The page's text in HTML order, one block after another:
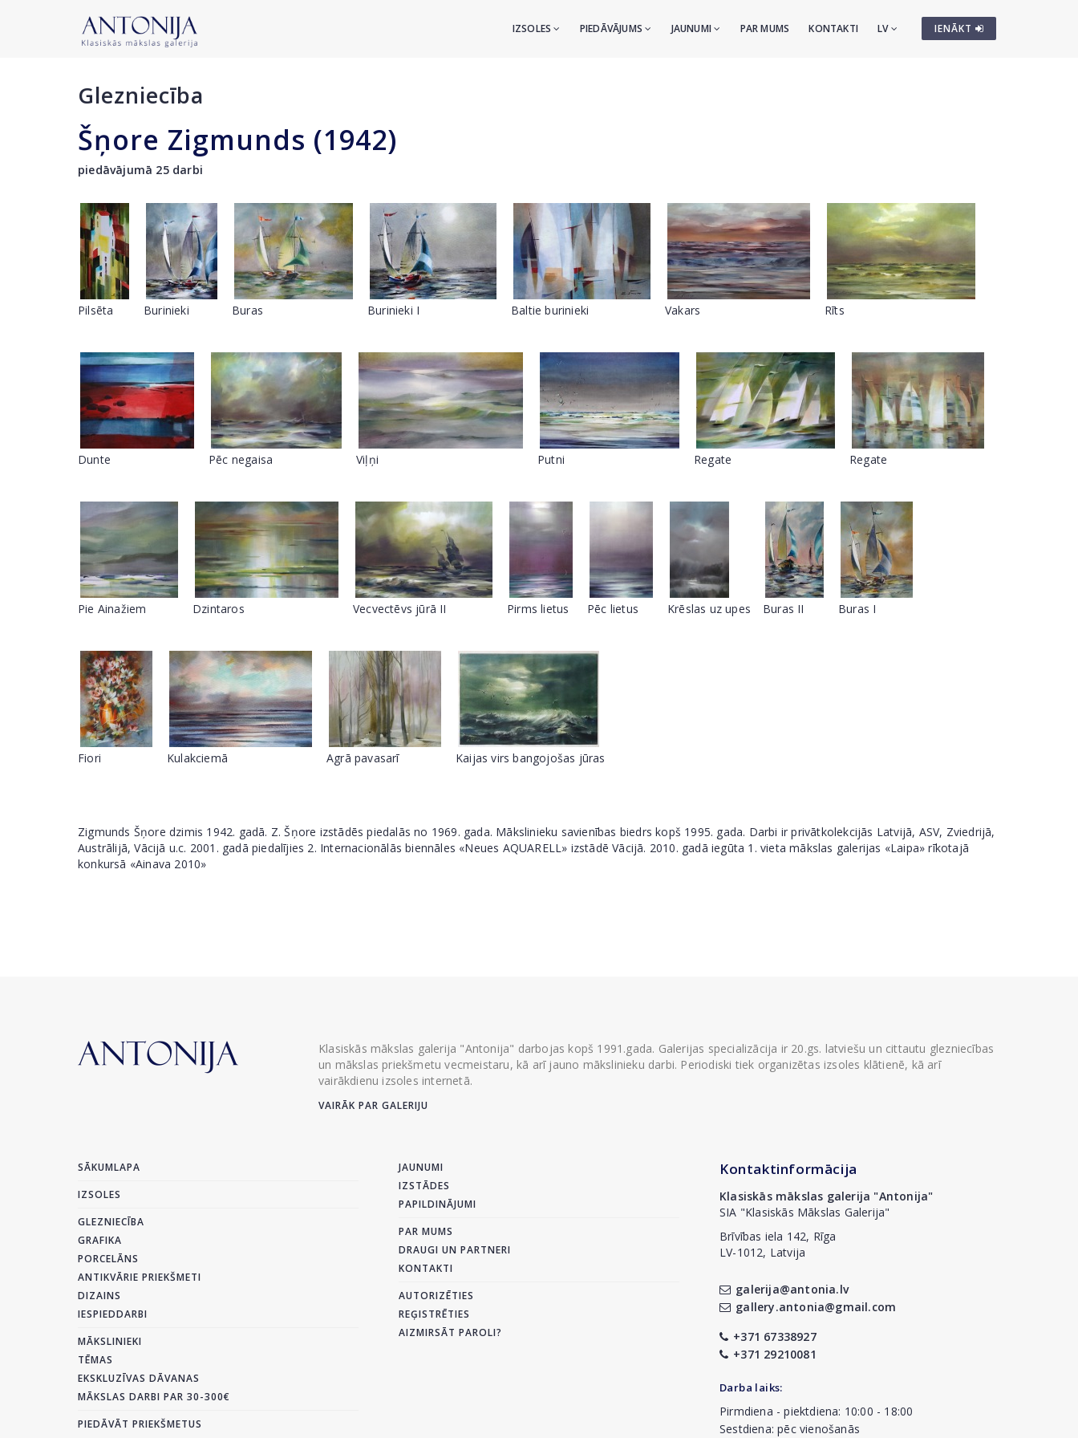
IENĀKT
IZSOLES PIEDĀVĀJUMS JAUNUMI PAR MUMS KONTAKTI LV
Glezniecība
Šņore Zigmunds (1942)
piedāvājumā 25 darbi
Pilsēta Burinieki Buras Burinieki I Baltie burinieki Vakars Rīts
Dunte Pēc negaisa Viļņi Putni Regate Regate
Pie Ainažiem Dzintaros Vecvectēvs jūrā II Pirms lietus Pēc lietus Krēslas uz upes Buras II Buras I
Fiori Kulakciemā Agrā pavasarī Kaijas virs bangojošas jūras
Zigmunds Šņore dzimis 1942. gadā. Z. Šņore izstādēs piedalās no 1969. gada. Mākslinieku savienības biedrs kopš 1995. gada. Darbi ir privātkolekcijās Latvijā, ASV, Zviedrijā,
Austrālijā, Vācijā u.c. 2001. gadā piedalījies 2. Internacionālās biennāles «Neues AQUARELL» izstādē Vācijā. 2010. gadā iegūta 1. vieta mākslas galerijas «Laipa» rīkotajā
konkursā «Ainava 2010»
Klasiskās mākslas galerija "Antonija" darbojas kopš 1991.gada. Galerijas specializācija ir 20.gs. latviešu un cittautu glezniecības
un mākslas priekšmetu vecmeistaru, kā arī jauno mākslinieku darbi. Periodiski tiek organizētas izsoles klātienē, kā arī
vairākdienu izsoles internetā.
VAIRĀK PAR GALERIJU
SĀKUMLAPA
IZSOLES
GLEZNIECĪBA
GRAFIKA
PORCELĀNS
ANTIKVĀRIE PRIEKŠMETI
DIZAINS
IESPIEDDARBI
MĀKSLINIEKI
TĒMAS
EKSKLUZĪVAS DĀVANAS
MĀKSLAS DARBI PAR 30-300€
PIEDĀVĀT PRIEKŠMETUS
JAUNUMI
IZSTĀDES
PAPILDINĀJUMI
PAR MUMS
DRAUGI UN PARTNERI
KONTAKTI
AUTORIZĒTIES
REĢISTRĒTIES
AIZMIRSĀT PAROLI?
Kontaktinformācija
Klasiskās mākslas galerija "Antonija"
SIA "Klasiskās Mākslas Galerija"
Brīvības iela 142, Rīga
LV-1012, Latvija
galerija@antonia.lv
gallery.antonia@gmail.com
+371 67338927
+371 29210081
Darba laiks:
Pirmdiena - piektdiena: 10:00 - 18:00
Sestdiena: pēc vienošanās